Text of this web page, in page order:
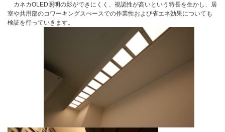
カネカOLED照明の影ができにくく、視認性が高いという特長を生かし、居
室や共用部のコワーキングスぺースでの作業性および省エネ効果についても
検証を行っていきます。